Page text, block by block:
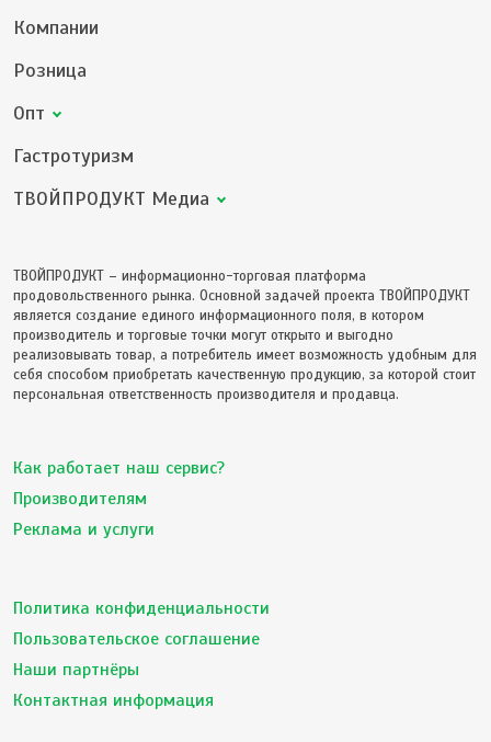
Компании
Розница
Опт
Гастротуризм
ТВОЙПРОДУКТ Медиа
ТВОЙПРОДУКТ – информационно-торговая платформа
продовольственного рынка. Основной задачей проекта ТВОЙПРОДУКТ
является создание единого информационного поля, в котором
производитель и торговые точки могут открыто и выгодно
реализовывать товар, а потребитель имеет возможность удобным для
себя способом приобретать качественную продукцию, за которой стоит
персональная ответственность производителя и продавца.
Как работает наш сервис?
Производителям
Реклама и услуги
Политика конфиденциальности
Пользовательское соглашение
Наши партнёры
Контактная информация